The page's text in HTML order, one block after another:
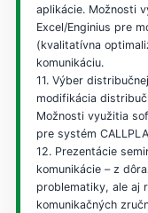
aplikácie. Možnosti
Excel/Enginius pre
(kvalitatívna
komunikáciu.
11. Výber
modifikácia
Možnosti využitia
pre systém
12. Prezentácie
komunikácie – z
problematiky, ale aj
komunikačných